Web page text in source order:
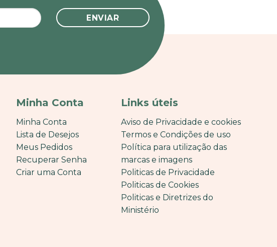
Minha Conta
Minha Conta
Lista de Desejos
Meus Pedidos
Recuperar Senha
Criar uma Conta
Links úteis
Aviso de Privacidade e cookies
Termos e Condições de uso
Política para utilização das
marcas e imagens
Politicas de Privacidade
Politicas de Cookies
Politicas e Diretrizes do
Ministério